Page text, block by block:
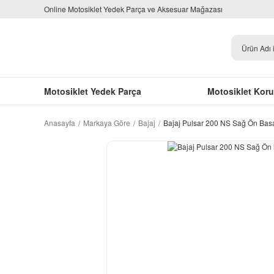
Online Motosiklet Yedek Parça ve Aksesuar Mağazası
Motosiklet Yedek Parça Motosiklet
Anasayfa Markaya Göre Bajaj Bajaj Pulsar 200 NS Sağ Ön